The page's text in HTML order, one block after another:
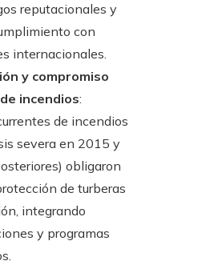
reputacionales y
con
internacionales.
y compromiso
incendios:
de incendios
severa en 2015 y
obligaron
de turberas
integrando
y programas